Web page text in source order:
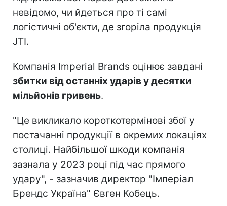
невідомо, чи йдеться про ті самі
логістичні об'єкти, де згоріла продукція
JTI.
Компанія Imperial Brands оцінює завдані
збитки від останніх ударів у десятки
мільйонів гривень.
"Це викликало короткотермінові збої у
постачанні продукції в окремих локаціях
столиці. Найбільшої шкоди компанія
зазнала у 2023 році під час прямого
удару", - зазначив директор "Імперіал
Брендс Україна" Євген Кобець.